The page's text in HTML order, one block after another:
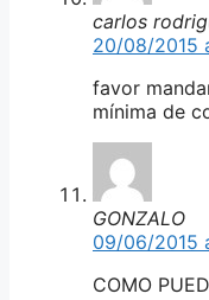
carlos
20/08/2015
favor
mínima de
GONZALO
09/06/2015
COMO